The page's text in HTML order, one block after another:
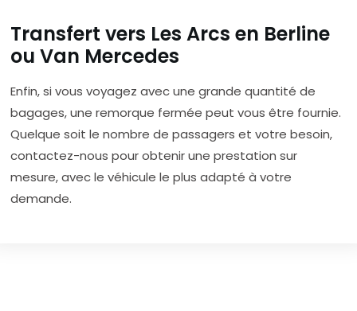
Transfert vers Les Arcs en Berline
ou Van Mercedes
Enfin, si vous voyagez avec une grande quantité de
bagages, une remorque fermée peut vous être fournie.
Quelque soit le nombre de passagers et votre besoin,
contactez-nous pour obtenir une prestation sur
mesure, avec le véhicule le plus adapté à votre
demande.